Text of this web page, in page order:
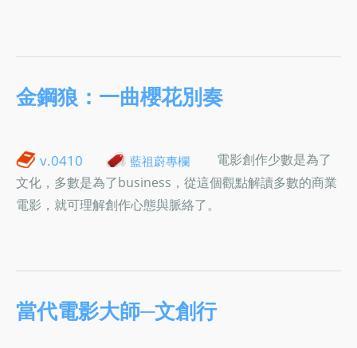
金鋼狼：一曲櫻花別奏
v.0410 藍祖蔚專欄
電影創作少數是為了
文化，多數是為了business，從這個觀點解讀多數的商業
電影，就可理解創作心態與脈絡了。
當代電影大師─文創行